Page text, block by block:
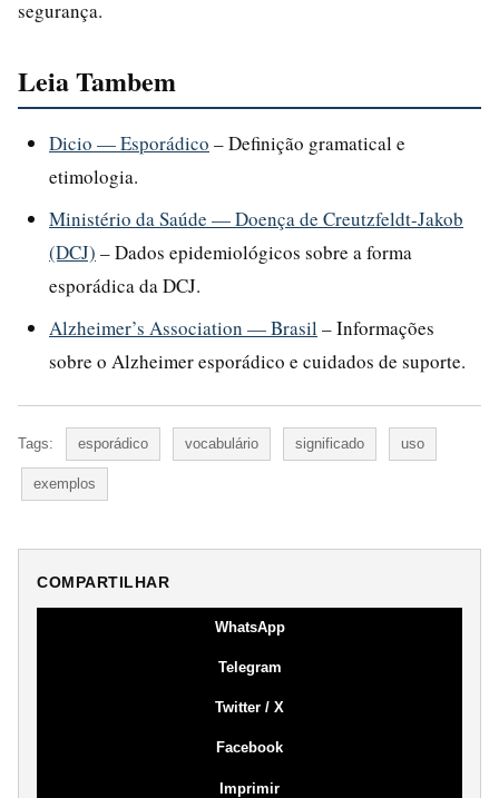
segurança.
Leia Tambem
Dicio — Esporádico – Definição gramatical e
etimologia.
Ministério da Saúde — Doença de Creutzfeldt-Jakob
(DCJ) – Dados epidemiológicos sobre a forma
esporádica da DCJ.
Alzheimer’s Association — Brasil – Informações
sobre o Alzheimer esporádico e cuidados de suporte.
Tags: esporádico vocabulário significado uso
exemplos
COMPARTILHAR
WhatsApp
Telegram
Twitter / X
Facebook
Imprimir